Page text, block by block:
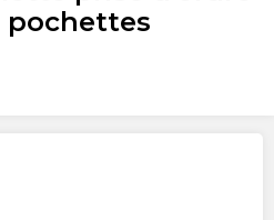
pochettes